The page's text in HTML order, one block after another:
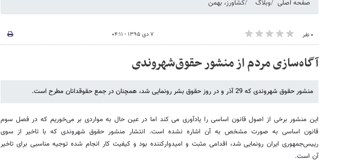
صفحه اصلی وبلاگ کشاورز، بهمن
۰ نفر ۷ دی ۱۳۹۵ - ۰۴:۱۱
آگاه‌سازی مردم از منشور حقوق‌شهروندی
منشور حقوق شهروندی که 29 آذر و در روز حقوق بشر رونمایی شد، همچنان در جمع حقوقدانان مطرح است.
این منشور برخی از اصول قانون اساسی را یادآوری می کند اما در عین حال به مواردی بر می‌خوریم که در فصل سوم
قانون اساسی به صورت مشخص به آن اشاره نشده است. انتشار منشور حقوق شهروندی که با تاخیر از سوی
رییس‌جمهوری ایران رونمایی شد، اقدامی مثبت و امیدوارکننده بود و کیفیت کار انجام شده توجیه مناسبی برای تاخیر
آن است.